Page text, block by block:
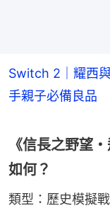
Switch 2｜耀西
手親子必備良品
《信長之野望
如何？
類型：歷史模擬